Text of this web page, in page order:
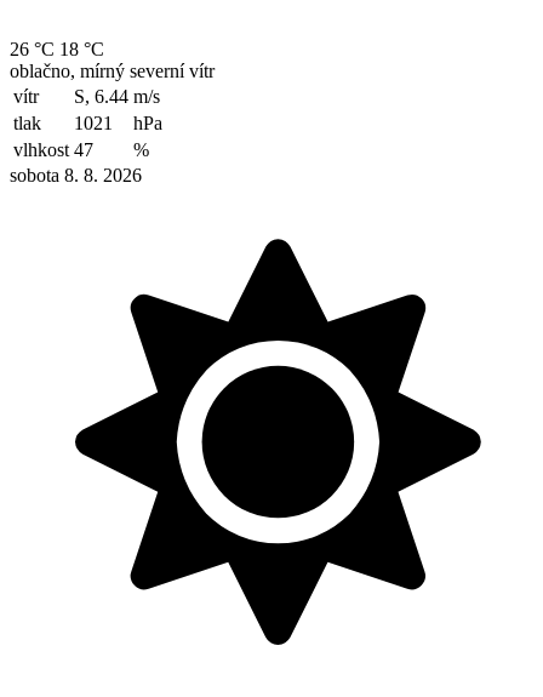
26 °C 18 °C
oblačno, mírný severní vítr
vítr
S, 6.44 m/s
tlak
1021
hPa
vlhkost 47
%
sobota 8. 8. 2026